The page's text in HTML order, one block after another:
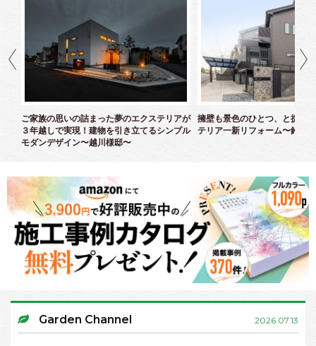
ご家族の思いの詰まった夢のエクステリアが
３年越しで実現！建物を引き立てるシンプル
モダンデザイン〜越川様邸〜
擁壁も景色のひとつ、と捉え
テリア一新リフォーム〜鈴木
Garden Channel 2026.07.13